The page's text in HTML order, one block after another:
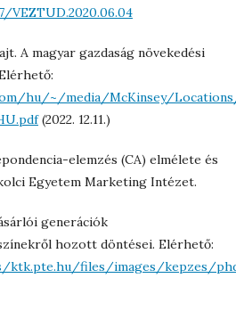
A magyar gazdaság növekedési
hu/~/media/McKinsey/
(2022. 12.11.)
elemzés (CA) elmélete és
Egyetem Marketing Intézet.
generációk
hozott döntései. Elérhető:
files/images/kepzes/phd/